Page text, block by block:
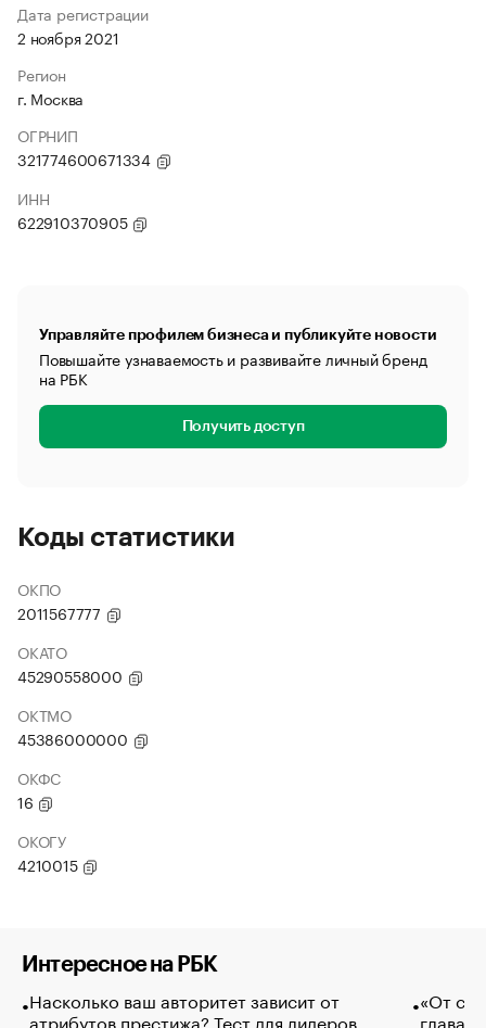
Дата регистрации
2 ноября 2021
Регион
г. Москва
ОГРНИП
321774600671334
ИНН
622910370905
Управляйте профилем бизнеса и публикуйте новости
Повышайте узнаваемость и развивайте личный бренд
на РБК
Получить доступ
Коды статистики
ОКПО
2011567777
ОКАТО
45290558000
ОКТМО
45386000000
ОКФС
16
ОКОГУ
4210015
Интересное на РБК
Насколько ваш авторитет зависит от
атрибутов престижа? Тест для лидеров
«От
глава